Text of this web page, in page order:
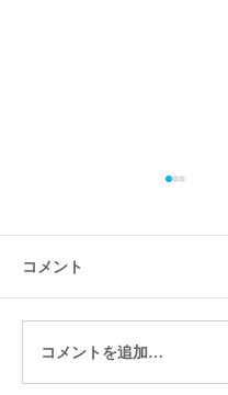
【ロングステイお
の国】ベトナムの
コメント
コメントを追加…